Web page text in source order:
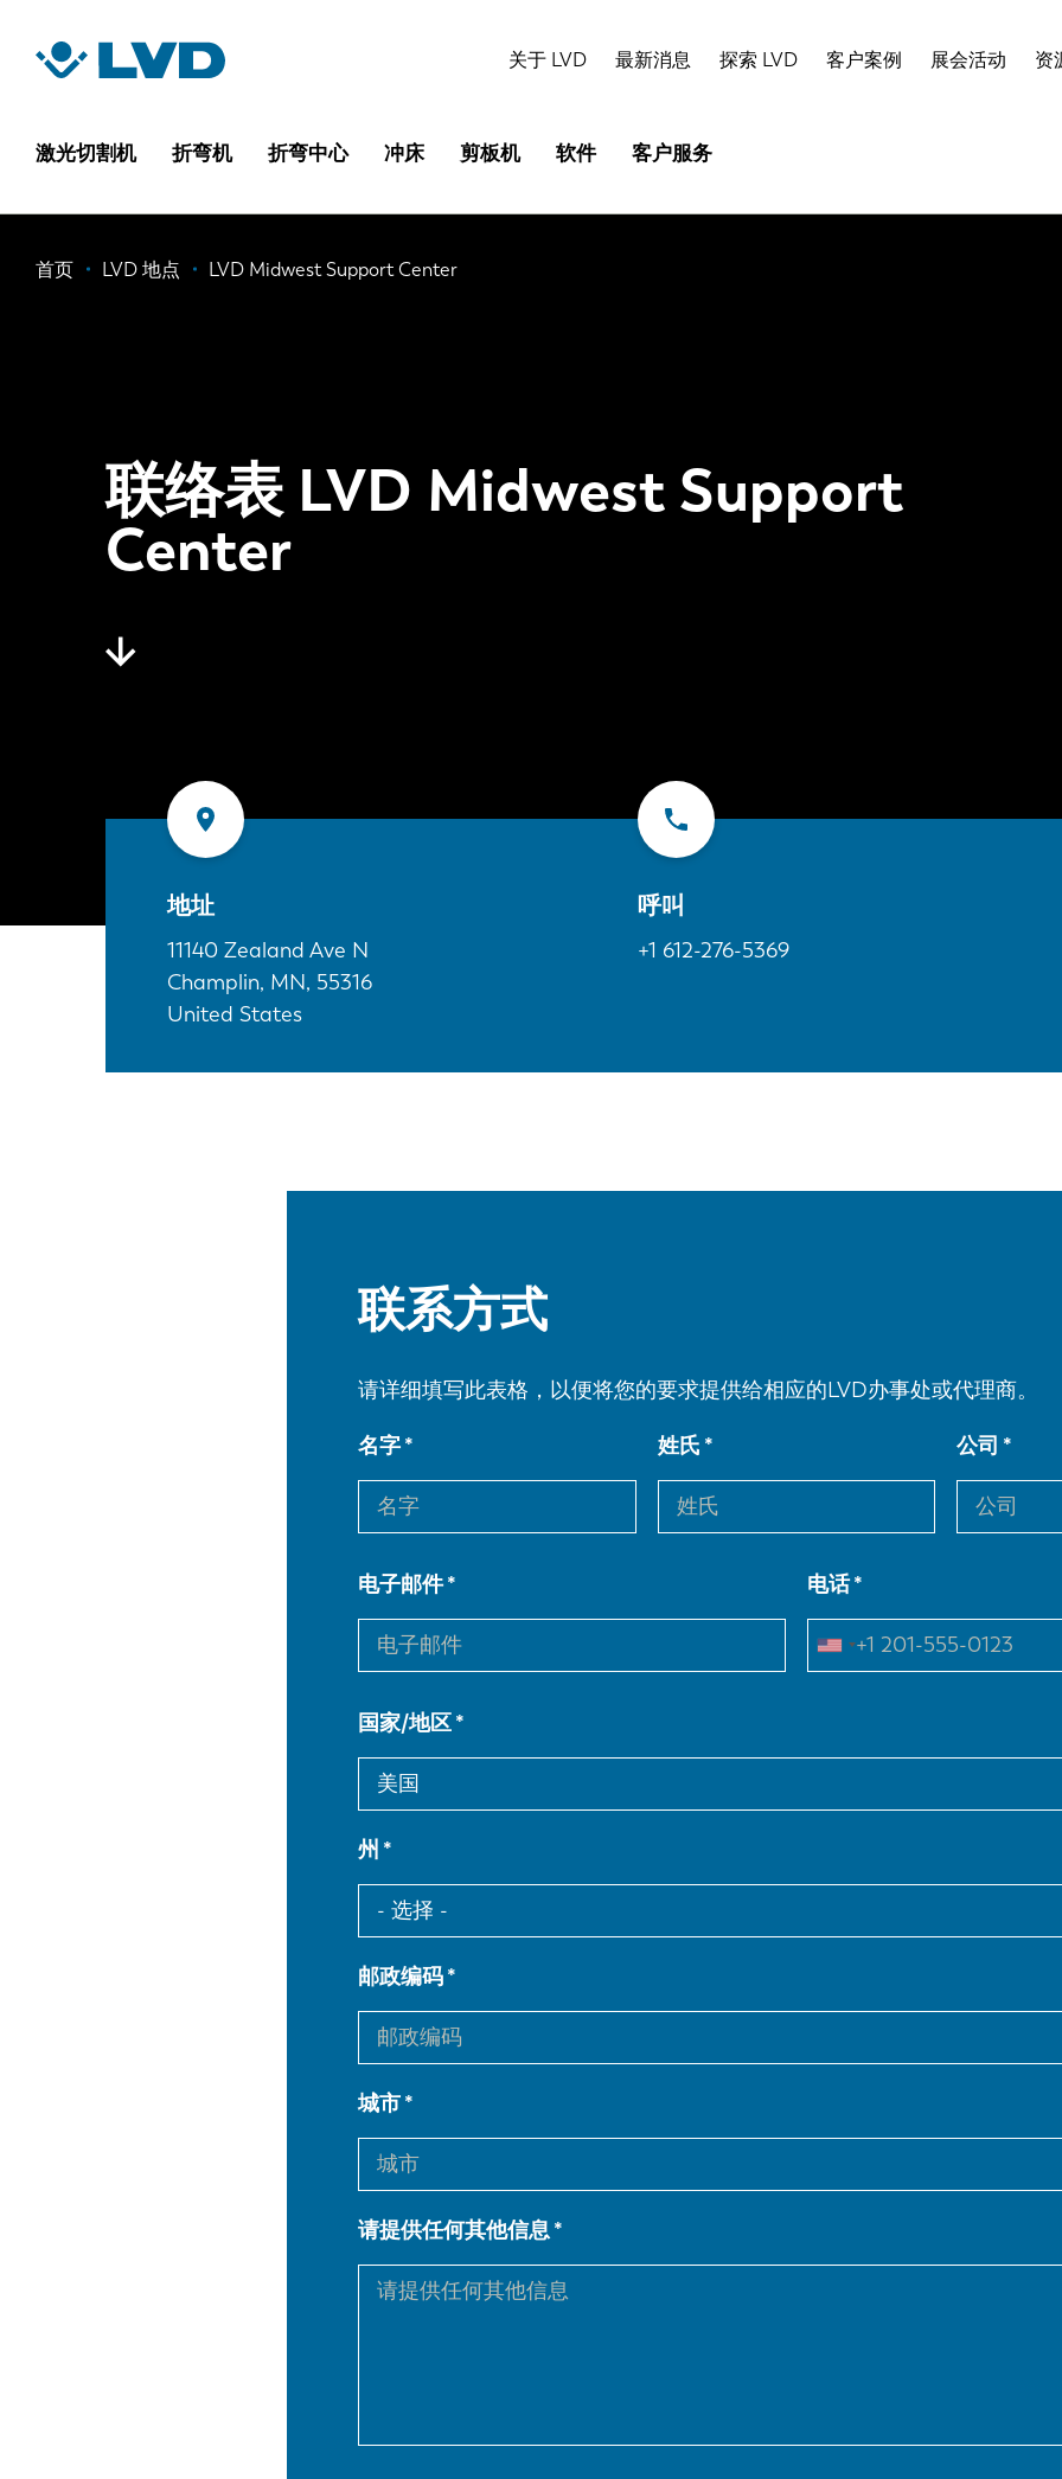
容
关于 LVD 最新消息 探索 LVD 客户案例 展会活动 资
激光切割机 折弯机 折弯中心 冲床 剪板机 软件 客户服务
面
首页 LVD 地点 LVD Midwest Support Center
联络表 LVD Midwest Support
Center
地址
11140 Zealand Ave N
Champlin, MN, 55316
United States
呼叫
+1 612-276-5369
联系方式
请详细填写此表格，以便将您的要求提供给相应的LVD办事处或代理商。
名字 姓氏 公司
电子邮件 电话
国家/地区
州
邮政编码
城市
请提供任何其他信息
EN NL FR
DE
PL